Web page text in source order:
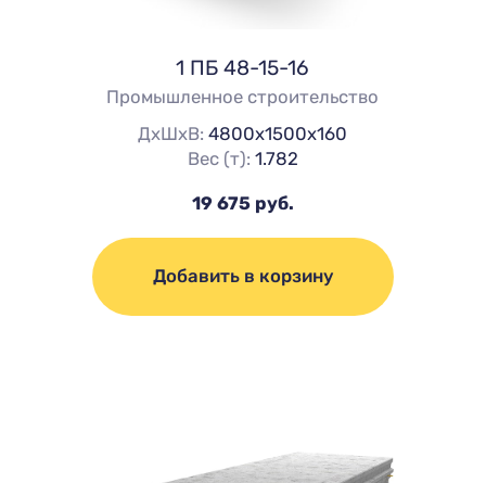
1 ПБ 48-15-16
Промышленное строительство
ДхШхВ:4800х1500х160
Вес (т): 1.782
19 675 руб.
Добавить в корзину